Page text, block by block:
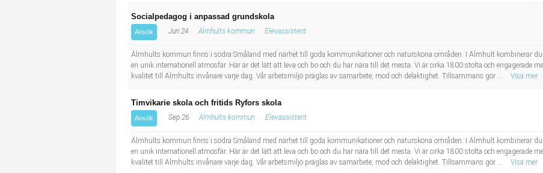
Kropps- och skönhetsvård
Naturvetenskapligt arbete
Tidningsbud/Tidningsdistributör
Lärare i fritidshem/Fritidspedagog
Taxiförare/Taxichaufför
Läkarsekreterare/Vårdadmin/Medicinsk sekreterare
Socialpedagog i anpassad grundskola
Ansök Jun 24 Älmhults kommun Elevassistent
Älmhults kommun finns i södra Småland med närhet till goda kommunikationer och natursköna områden. I Älmhult kombinerar du
en unik internationell atmosfär. Här är det lätt att leva och bo och du har nära till det mesta. Vi är cirka 1800 stolta och engagerade
kvalitet till Älmhults invånare varje dag. Vår arbetsmiljö präglas av samarbete, mod och delaktighet. Tillsammans gör ...
Visa mer
Timvikarie skola och fritids Ryfors skola
Ansök Sep 26 Älmhults kommun Elevassistent
Älmhults kommun finns i södra Småland med närhet till goda kommunikationer och natursköna områden. I Älmhult kombinerar du
en unik internationell atmosfär. Här är det lätt att leva och bo och du har nära till det mesta. Vi är cirka 1800 stolta och engagerade
kvalitet till Älmhults invånare varje dag. Vår arbetsmiljö präglas av samarbete, mod och delaktighet. Tillsammans gör ...
Visa mer